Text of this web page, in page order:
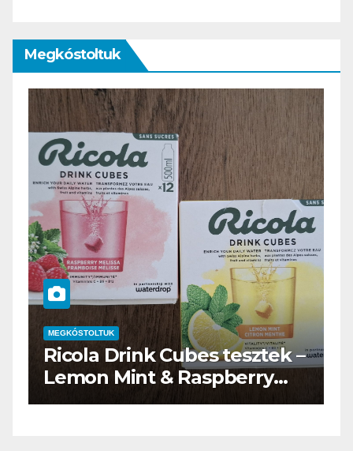
Megkóstoltuk
MEGKÓSTOLTUK
Waterdrop üdítő kapszula
teszt